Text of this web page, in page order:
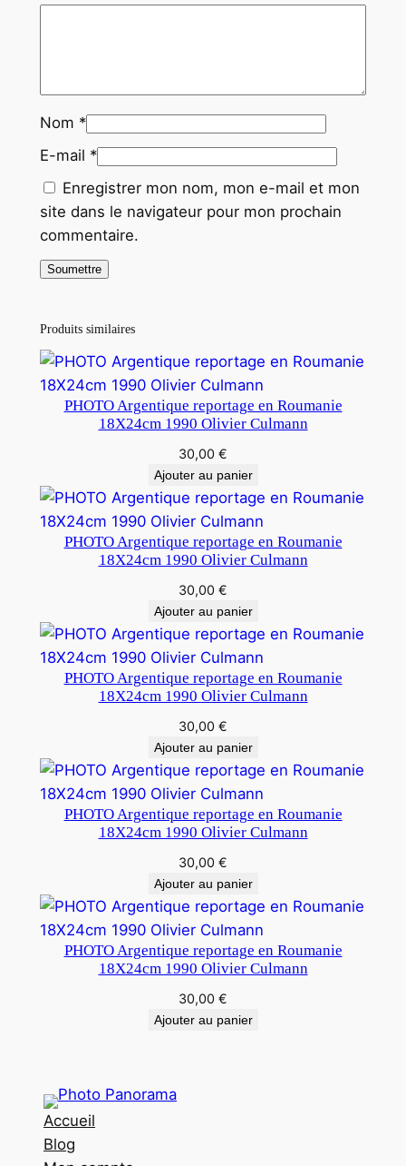
Nom *
E-mail *
Enregistrer mon nom, mon e-mail et mon
site dans le navigateur pour mon prochain
commentaire.
Produits similaires
PHOTO Argentique reportage en Roumanie
18X24cm 1990 Olivier Culmann
30,00 €
Ajouter au panier
PHOTO Argentique reportage en Roumanie
18X24cm 1990 Olivier Culmann
30,00 €
Ajouter au panier
PHOTO Argentique reportage en Roumanie
18X24cm 1990 Olivier Culmann
30,00 €
Ajouter au panier
PHOTO Argentique reportage en Roumanie
18X24cm 1990 Olivier Culmann
30,00 €
Ajouter au panier
PHOTO Argentique reportage en Roumanie
18X24cm 1990 Olivier Culmann
30,00 €
Ajouter au panier
Accueil
Blog